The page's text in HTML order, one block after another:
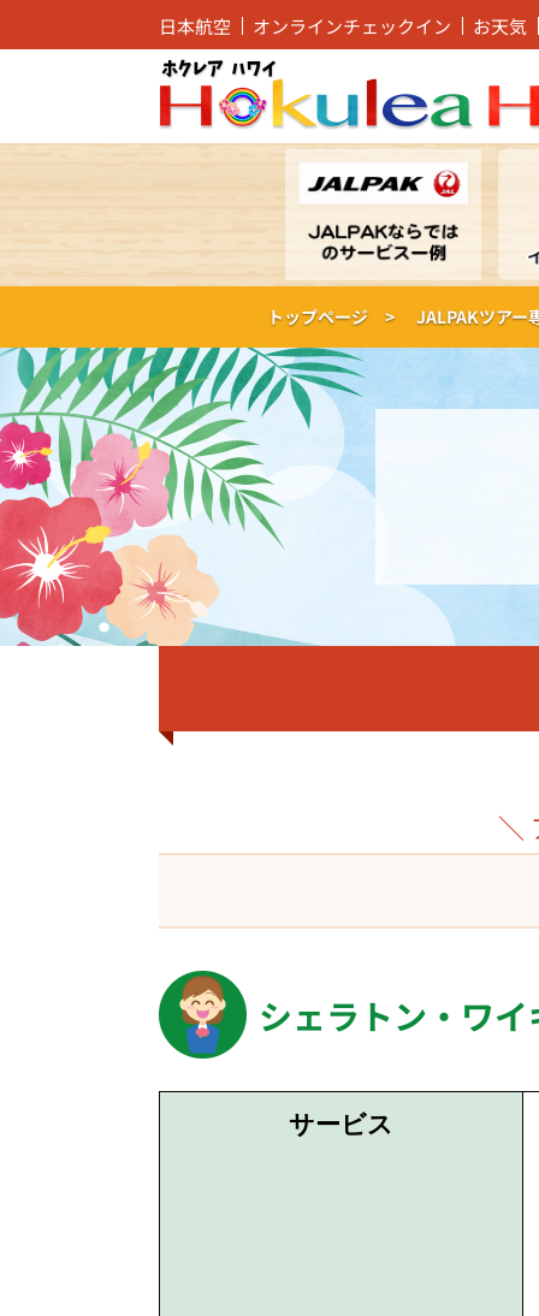
日本航空 オンラインチェックイン お天気
トップページ > JALPAKツア
＼
シェラトン・ワ
サービス